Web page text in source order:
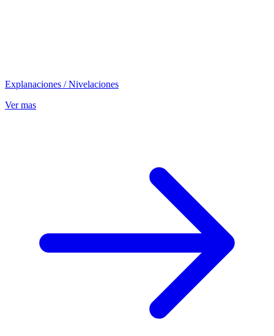
Explanaciones / Nivelaciones
Ver mas